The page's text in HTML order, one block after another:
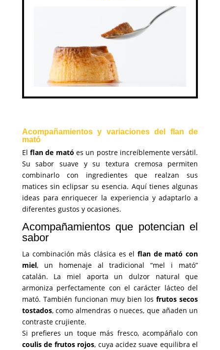
Acompañamientos y variaciones del flan de
mató
Elflan de mató es un postre increíblemente versátil.
Su sabor suave y su textura cremosa permiten
combinarlo con ingredientes que realzan sus
matices sin eclipsar su esencia. Aquí tienes algunas
ideas para enriquecer la experiencia y adaptarlo a
diferentes gustos y ocasiones.
Acompañamientos que potencian el
sabor
La combinación más clásica es elflan de mató con
miel, un homenaje al tradicional “mel i mató”
catalán. La miel aporta un dulzor natural que
armoniza perfectamente con el carácter lácteo del
mató. También funcionan muy bien losfrutos secos
tostados, como almendras o nueces, que añaden un
contraste crujiente.
Si prefieres un toque más fresco, acompáñalo con
coulis de frutos rojos, cuya acidez suave equilibra el